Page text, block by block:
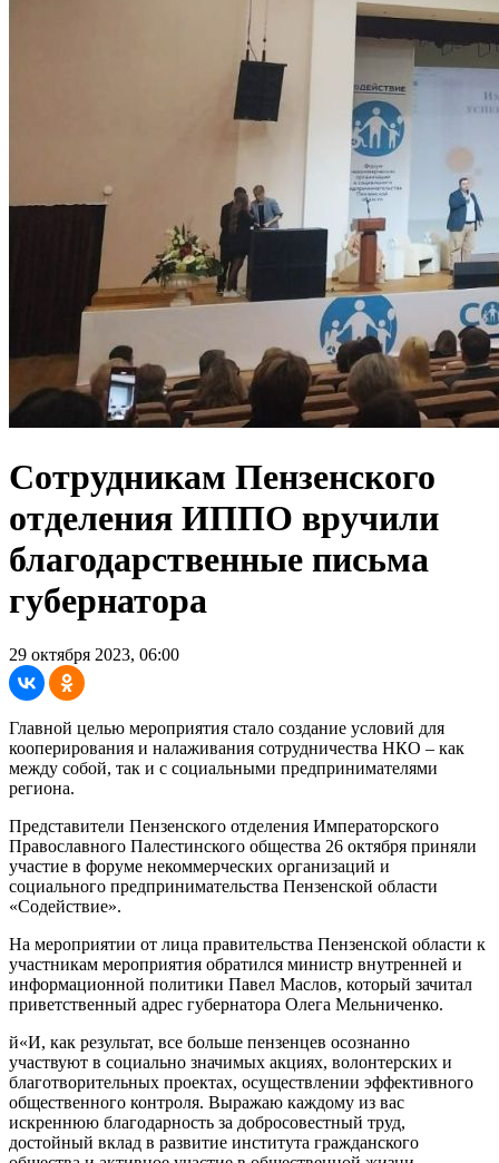
Сотрудникам Пензенского
отделения ИППО вручили
благодарственные письма
губернатора
29 октября 2023, 06:00
Главной целью мероприятия стало создание условий для
кооперирования и налаживания сотрудничества НКО – как
между собой, так и с социальными предпринимателями
региона.
Представители Пензенского отделения Императорского
Православного Палестинского общества 26 октября приняли
участие в форуме некоммерческих организаций и
социального предпринимательства Пензенской области
«Содействие».
На мероприятии от лица правительства Пензенской области к
участникам мероприятия обратился министр внутренней и
информационной политики Павел Маслов, который зачитал
приветственный адрес губернатора Олега Мельниченко.
й«И, как результат, все больше пензенцев осознанно
участвуют в социально значимых акциях, волонтерских и
благотворительных проектах, осуществлении эффективного
общественного контроля. Выражаю каждому из вас
искреннюю благодарность за добросовестный труд,
достойный вклад в развитие института гражданского